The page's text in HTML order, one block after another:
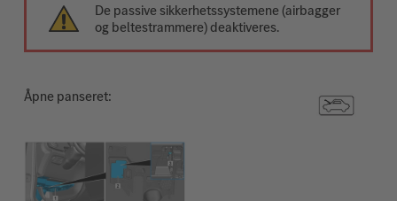
De passive sikkerhetssystemene (airbagger
og beltestrammere) deaktiveres.
Åpne panseret: